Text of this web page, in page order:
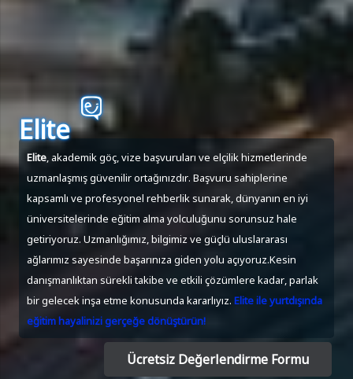
Elite
Elite , akademik göç, vize başvuruları ve elçilik hizmetlerinde
uzmanlaşmış güvenilir ortağınızdır. Başvuru sahiplerine
kapsamlı ve profesyonel rehberlik sunarak, dünyanın en iyi
üniversitelerinde eğitim alma yolculuğunu sorunsuz hale
getiriyoruz. Uzmanlığımız, bilgimiz ve güçlü uluslararası
ağlarımız sayesinde başarınıza giden yolu açıyoruz.Kesin
danışmanlıktan sürekli takibe ve etkili çözümlere kadar, parlak
bir gelecek inşa etme konusunda kararlıyız. Elite ile yurtdışında
eğitim hayalinizi gerçeğe dönüştürün!
Ücretsiz Değerlendirme Formu